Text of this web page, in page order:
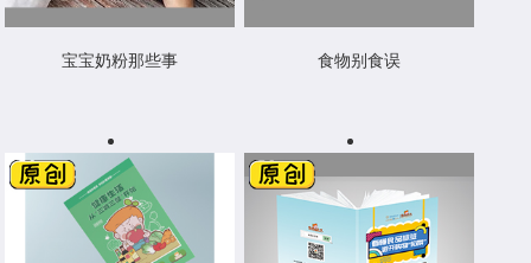
宝宝奶粉那些事 食物别食误